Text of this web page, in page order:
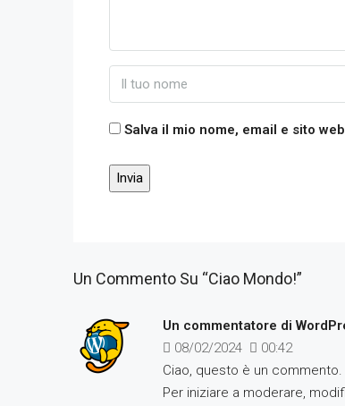
Salva il mio nome, email e sito
Un Commento Su “Ciao Mondo!”
Un commentatore di
08/02/2024
00:42
Ciao, questo è un commento.
Per iniziare a moderare,